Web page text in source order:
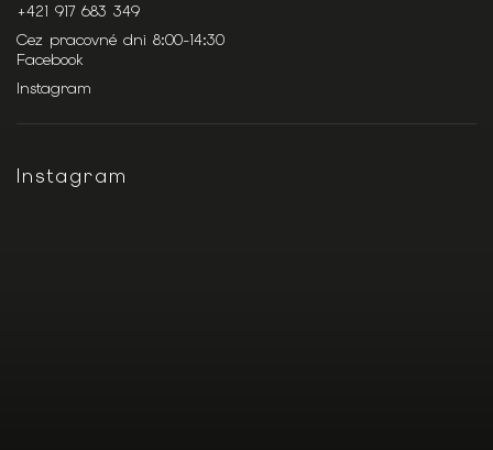
+421 917 683 349
Cez pracovné dni 8:00-14:30
Facebook
Instagram
Instagram